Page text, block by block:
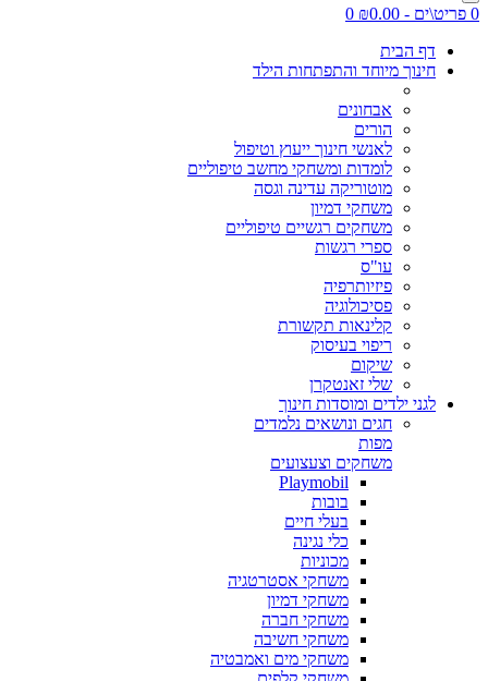
0 פריט\ים - ₪0.00
0
דף הבית
חינוך מיוחד והתפתחות הילד
אבחונים
הורים
לאנשי חינוך ייעוץ וטיפול
לומדות ומשחקי מחשב טיפוליים
מוטוריקה עדינה וגסה
משחקי דמיון
משחקים רגשיים טיפוליים
ספרי רגשות
עו"ס
פיזיותרפיה
פסיכולוגיה
קלינאות תקשורת
ריפוי בעיסוק
שיקום
שלי זאנטקרן
לגני ילדים ומוסדות חינוך
חגים ונושאים נלמדים
מפות
משחקים וצעצועים
Playmobil
בובות
בעלי חיים
כלי נגינה
מכוניות
משחקי אסטרטגיה
משחקי דמיון
משחקי חברה
משחקי חשיבה
משחקי מים ואמבטיה